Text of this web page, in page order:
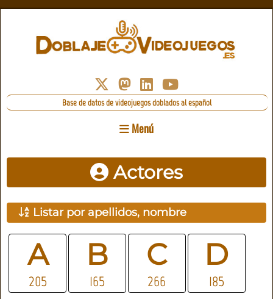
Base de datos de videojuegos doblados al español
Menú
Actores
Listar por apellidos, nombre
A
205
B
165
C
266
D
185